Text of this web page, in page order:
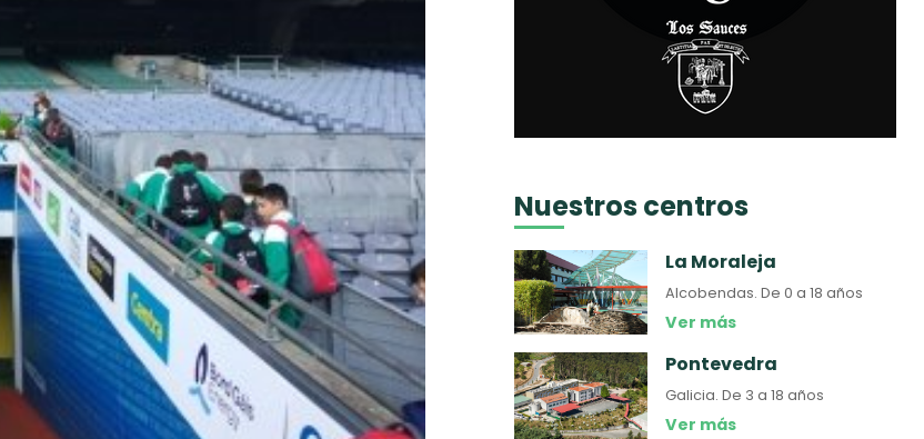
Nuestros centros
La Moraleja
Alcobendas.De 0 a 18 años
Ver más
Pontevedra
Galicia.De 3 a 18 años
Ver más